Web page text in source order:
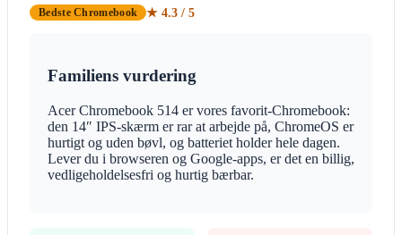
Bedste Chromebook ★ 4.3 / 5
Familiens vurdering
Acer Chromebook 514 er vores favorit-Chromebook:
den 14″ IPS-skærm er rar at arbejde på, ChromeOS er
hurtigt og uden bøvl, og batteriet holder hele dagen.
Lever du i browseren og Google-apps, er det en billig,
vedligeholdelsesfri og hurtig bærbar.